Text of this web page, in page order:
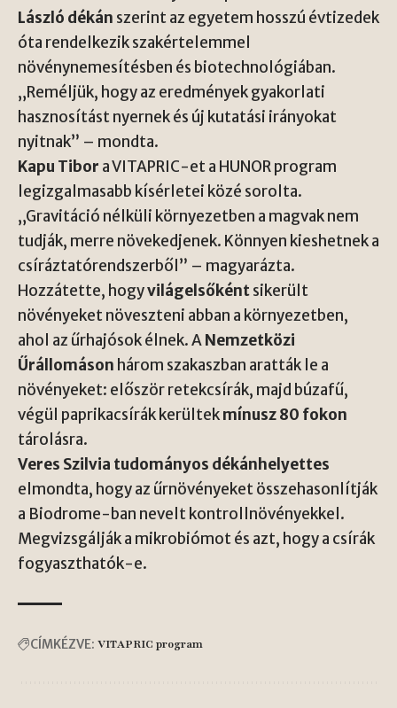
László dékán szerint az egyetem hosszú évtizedek
óta rendelkezik szakértelemmel
növénynemesítésben és biotechnológiában.
„Reméljük, hogy az eredmények gyakorlati
hasznosítást nyernek és új kutatási irányokat
nyitnak” – mondta.
Kapu Tibor a VITAPRIC-et a HUNOR program
legizgalmasabb kísérletei közé sorolta.
„Gravitáció nélküli környezetben a magvak nem
tudják, merre növekedjenek. Könnyen kieshetnek a
csíráztatórendszerből” – magyarázta.
Hozzátette, hogyvilágelsőkéntsikerült
növényeket növeszteni abban a környezetben,
ahol az űrhajósok élnek. ANemzetközi
Űrállomáson három szakaszban aratták le a
növényeket: először retekcsírák, majd búzafű,
végül paprikacsírák kerültekmínusz 80 fokon
tárolásra.
Veres Szilvia tudományos dékánhelyettes
elmondta, hogy az űrnövényeket összehasonlítják
a Biodrome-ban nevelt kontrollnövényekkel.
Megvizsgálják a mikrobiómot és azt, hogy a csírák
fogyaszthatók-e.
CÍMKÉZVE: VITAPRIC program